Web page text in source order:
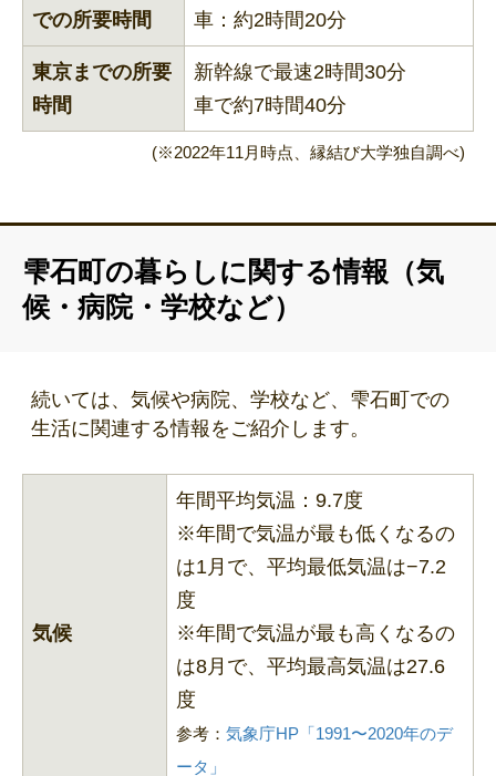
での所要時間
車：約2時間20分
東京までの所要
時間
新幹線で最速2時間30分
車で約7時間40分
(※2022年11月時点、縁結び大学独自調べ)
雫石町の暮らしに関する情報（気
候・病院・学校など）
続いては、気候や病院、学校など、雫石町での
生活に関連する情報をご紹介します。
気候
年間平均気温：9.7度
※年間で気温が最も低くなるの
は1月で、平均最低気温は−7.2
度
※年間で気温が最も高くなるの
は8月で、平均最高気温は27.6
度
参考： 気象庁HP「1991〜2020年のデ
ータ」